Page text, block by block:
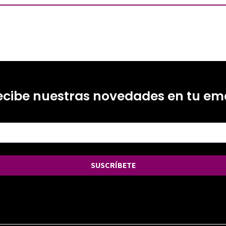
nuestras novedades en tu
SUSCRÍBETE